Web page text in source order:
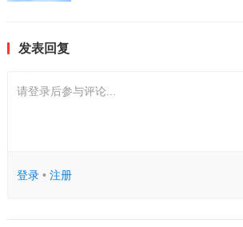
发表回复
请登录后参与评论...
登录• 注册